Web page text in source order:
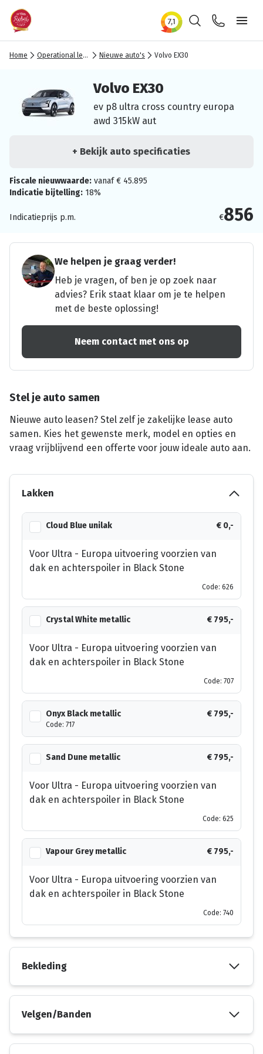
ZoekenContact
Home Operational lease Nieuwe auto's Volvo EX30
Volvo EX30
ev p8 ultra cross country europa
awd 315kW aut
+ Bekijk auto specificaties
Fiscale nieuwwaarde: vanaf € 45.895
Indicatie bijtelling: 18%
Indicatieprijs p.m. €856
We helpen je graag verder!
Heb je vragen, of ben je op zoek naar
advies? Erik staat klaar om je te helpen
met de beste oplossing!
Neem contact met ons op
Stel je auto samen
Nieuwe auto leasen? Stel zelf je zakelijke lease auto
samen. Kies het gewenste merk, model en opties en
vraag vrijblijvend een offerte voor jouw ideale auto aan.
Lakken
Cloud Blue unilak € 0,-
Voor Ultra - Europa uitvoering voorzien van
dak en achterspoiler in Black Stone
Code: 626
Crystal White metallic € 795,-
Voor Ultra - Europa uitvoering voorzien van
dak en achterspoiler in Black Stone
Code: 707
Onyx Black metallic
Code: 717
€ 795,-
Sand Dune metallic € 795,-
Voor Ultra - Europa uitvoering voorzien van
dak en achterspoiler in Black Stone
Code: 625
Vapour Grey metallic € 795,-
Voor Ultra - Europa uitvoering voorzien van
dak en achterspoiler in Black Stone
Code: 740
Bekleding
Velgen/Banden